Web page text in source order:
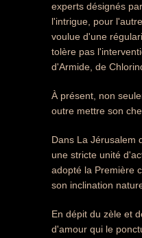
experts désignés
l'intrigue, pour
voulue d'une
tolère pas
d'Armide, de
À présent, non
outre mettre son
Dans La Jérusalem
une stricte unité
adopté la Première
son inclination
En dépit du zèle et
d'amour qui le